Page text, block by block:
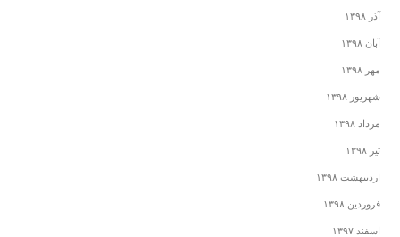
آذر ۱۳۹۸
آبان ۱۳۹۸
مهر ۱۳۹۸
شهریور ۱۳۹۸
مرداد ۱۳۹۸
تیر ۱۳۹۸
اردیبهشت ۱۳۹۸
فروردین ۱۳۹۸
اسفند ۱۳۹۷